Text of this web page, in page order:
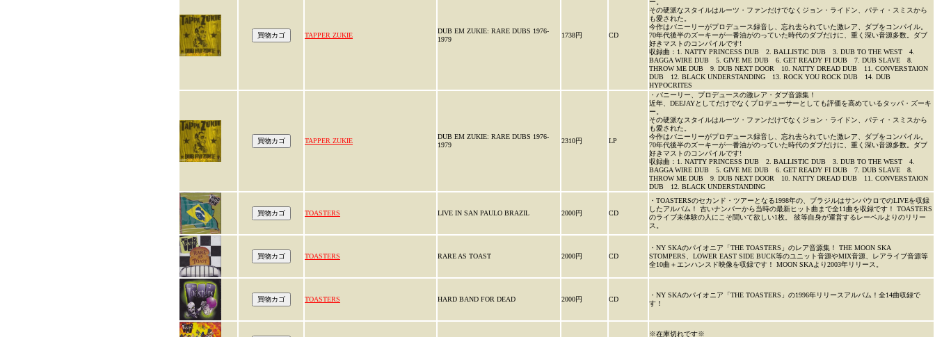
TAPPER ZUKIE
DUB EM ZUKIE: RARE DUBS 1976-
1979
1738円 CD
ー。
その硬派なスタイルはルーツ・ファンだけでなくジョン・ライドン、パティ・スミスから
も愛された。
今作はバニーリーがプロデュース録音し、忘れ去られていた激レア、ダブをコンパイル。
70年代後半のズーキーが一番油がのっていた時代のダブだけに、重く深い音源多数。ダブ
好きマストのコンパイルです!
収録曲：1. NATTY PRINCESS DUB 2. BALLISTIC DUB 3. DUB TO THE WEST 4.
BAGGA WIRE DUB 5. GIVE ME DUB 6. GET READY FI DUB 7. DUB SLAVE 8.
THROW ME DUB 9. DUB NEXT DOOR 10. NATTY DREAD DUB 11. CONVERSTAION
DUB 12. BLACK UNDERSTANDING 13. ROCK YOU ROCK DUB 14. DUB
HYPOCRITES
TAPPER ZUKIE
DUB EM ZUKIE: RARE DUBS 1976-
1979
2310円 LP
・バニーリー、プロデュースの激レア・ダブ音源集！
近年、DEEJAYとしてだけでなくプロデューサーとしても評価を高めているタッパ・ズーキ
ー。
その硬派なスタイルはルーツ・ファンだけでなくジョン・ライドン、パティ・スミスから
も愛された。
今作はバニーリーがプロデュース録音し、忘れ去られていた激レア、ダブをコンパイル。
70年代後半のズーキーが一番油がのっていた時代のダブだけに、重く深い音源多数。ダブ
好きマストのコンパイルです!
収録曲：1. NATTY PRINCESS DUB 2. BALLISTIC DUB 3. DUB TO THE WEST 4.
BAGGA WIRE DUB 5. GIVE ME DUB 6. GET READY FI DUB 7. DUB SLAVE 8.
THROW ME DUB 9. DUB NEXT DOOR 10. NATTY DREAD DUB 11. CONVERSTAION
DUB 12. BLACK UNDERSTANDING
TOASTERS LIVE IN SAN PAULO BRAZIL 2000円 CD
・TOASTERSのセカンド・ツアーとなる1998年の、ブラジルはサンパウロでのLIVEを収録
したアルバム！ 古いナンバーから当時の最新ヒット曲まで全11曲を収録です！ TOASTERS
のライブ未体験の人にこそ聞いて欲しい1枚。 彼等自身が運営するレーベルよりのリリー
ス。
TOASTERS RARE AS TOAST 2000円 CD
・NY SKAのパイオニア「THE TOASTERS」のレア音源集！ THE MOON SKA
STOMPERS、LOWER EAST SIDE BUCK等のユニット音源やMIX音源、レアライブ音源等
全10曲＋エンハンスド映像を収録です！ MOON SKAより2003年リリース。
TOASTERS HARD BAND FOR DEAD 2000円 CD
・NY SKAのパイオニア「THE TOASTERS」の1996年リリースアルバム！全14曲収録で
す！
※在庫切れです※